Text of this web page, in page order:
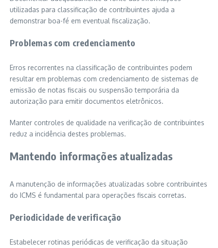
utilizadas para classificação de contribuintes ajuda a
demonstrar boa-fé em eventual fiscalização.
Problemas com credenciamento
Erros recorrentes na classificação de contribuintes podem
resultar em problemas com credenciamento de sistemas de
emissão de notas fiscais ou suspensão temporária da
autorização para emitir documentos eletrônicos.
Manter controles de qualidade na verificação de contribuintes
reduz a incidência destes problemas.
Mantendo informações atualizadas
A manutenção de informações atualizadas sobre contribuintes
do ICMS é fundamental para operações fiscais corretas.
Periodicidade de verificação
Estabelecer rotinas periódicas de verificação da situação